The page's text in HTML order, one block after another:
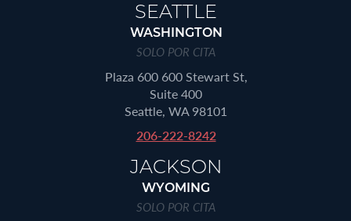
SEATTLE
WASHINGTON
SOLO POR CITA
Plaza 600 600 Stewart St,
Suite 400
Seattle, WA 98101
206-222-8242
JACKSON
WYOMING
SOLO POR CITA